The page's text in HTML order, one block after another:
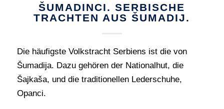
ŠUMADINCI. SERBISCHE
TRACHTEN AUS ŠUMADIJ.
Die häufigste Volkstracht Serbiens ist die von
Šumadija. Dazu gehören der Nationalhut, die
Šajkaša, und die traditionellen Lederschuhe,
Opanci.